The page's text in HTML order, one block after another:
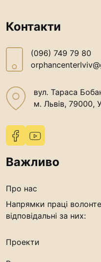
Контакти
(096) 749 79 80
вул. Тараса
м. Львів, 79000,
Важливо
Про нас
Напрямки праці
відповідальні за них:
Проекти